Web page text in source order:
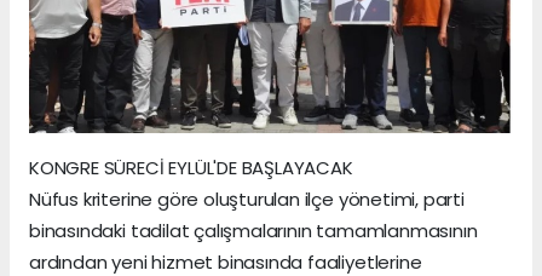
KONGRE SÜRECİ EYLÜL'DE BAŞLAYACAK
Nüfus kriterine göre oluşturulan ilçe yönetimi, parti
binasındaki tadilat çalışmalarının tamamlanmasının
ardından yeni hizmet binasında faaliyetlerine